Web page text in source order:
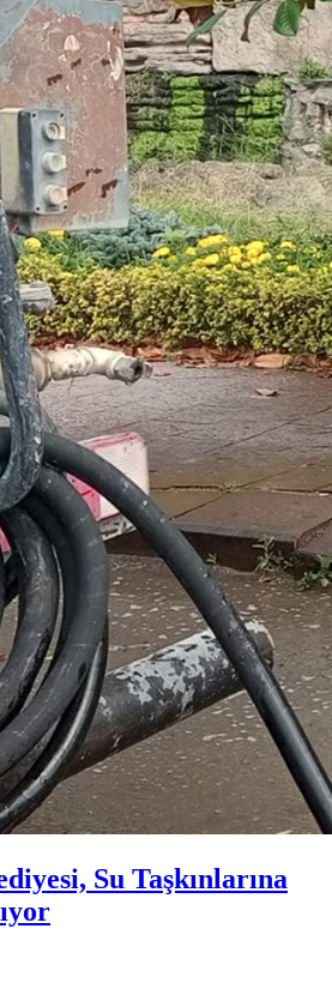
Su Taşkınlarına